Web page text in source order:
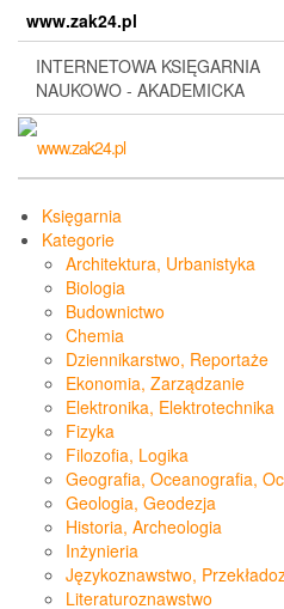
content
www.zak24.pl
INTERNETOWA KSIĘGARNIA
NAUKOWO - AKADEMICKA
Księgarnia
Kategorie
Architektura, Urbanistyka
Biologia
Budownictwo
Chemia
Dziennikarstwo, Reportaże
Ekonomia, Zarządzanie
Elektronika, Elektrotechnika
Fizyka
Filozofia, Logika
Geografia, Oceanografia,
Geologia, Geodezja
Historia, Archeologia
Inżynieria
Językoznawstwo,
Literaturoznawstwo